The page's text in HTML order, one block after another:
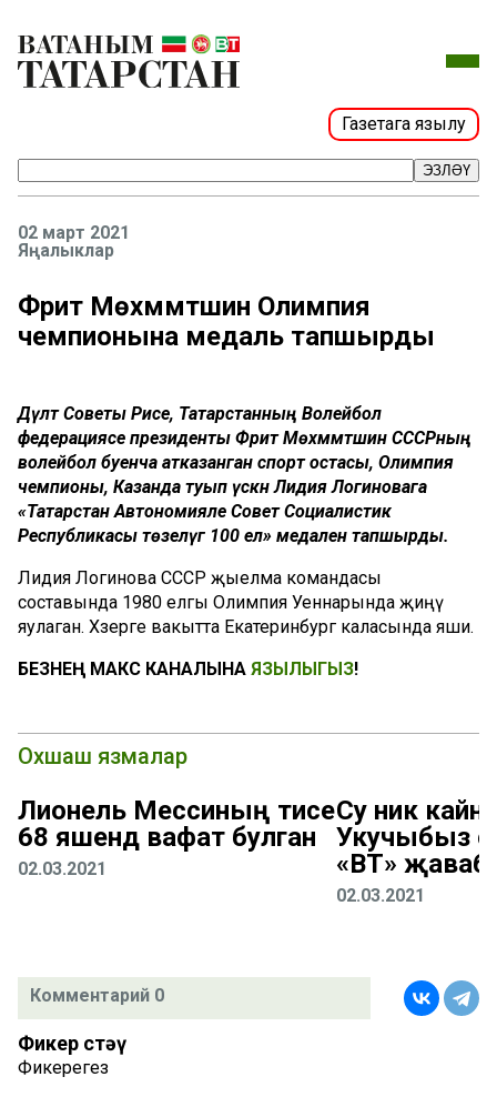
Газетага язылу
ЭЗЛӘҮ
02 март 2021
Яңалыклар
Фәрит Мөхәммәтшин Олимпия
чемпионына медаль тапшырды
Дәүләт Советы Рәисе, Татарстанның Волейбол
федерациясе президенты Фәрит Мөхәммәтшин СССРның
волейбол буенча атказанган спорт остасы, Олимпия
чемпионы, Казанда туып үскән Лидия Логиновага
«Татарстан Автономияле Совет Социалистик
Республикасы төзелүгә 100 ел» медален тапшырды.
Лидия Логинова СССР җыелма командасы
составында 1980 елгы Олимпия Уеннарында җиңү
яулаган. Хәзерге вакытта Екатеринбург каласында яши.
БЕЗНЕҢ МАКС КАНАЛЫНА ЯЗЫЛЫГЫЗ!
Охшаш язмалар
Лионель Мессиның әтисе
68 яшендә вафат булган
02.03.2021
Су ник
Укучыбыз
«ВТ»
02.03.2021
Комментарий 0
Фикер өстәү
Фикерегез